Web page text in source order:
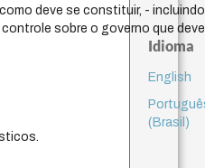
deve se constituir, -
sobre o governo que
Idioma
English
(Brasil)